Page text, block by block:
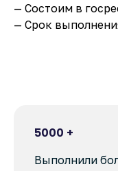
— Состоим в
— Срок
5000 +
Выполнили